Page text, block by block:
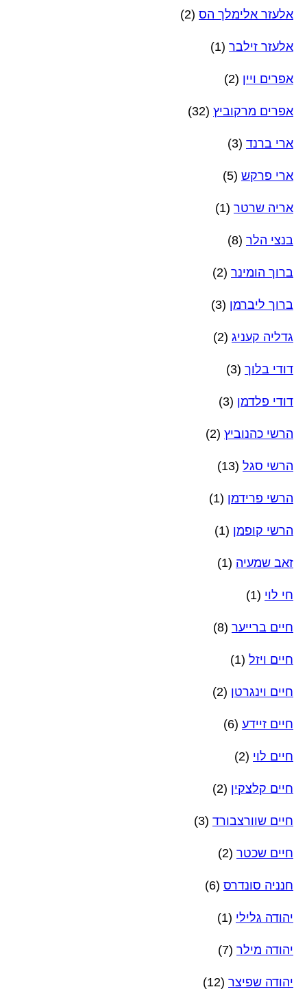
אלעזר אלימלך הס (2)
אלעזר זילבר (1)
אפרים ויין (2)
אפרים מרקוביץ (32)
ארי ברנד (3)
ארי פרקש (5)
אריה שרטר (1)
בנצי הלר (8)
ברוך הומינר (2)
ברוך ליברמן (3)
גדליה קעניג (2)
דודי בלוך (3)
דודי פלדמן (3)
הרשי כהנוביץ (2)
הרשי סגל (13)
הרשי פרידמן (1)
הרשי קופמן (1)
זאב שמעיה (1)
חי לוי (1)
חיים ברייער (8)
חיים ויזל (1)
חיים וינגרטן (2)
חיים זיידע (6)
חיים לוי (2)
חיים קלצקין (2)
חיים שוורצבורד (3)
חיים שכטר (2)
חנניה סונדרס (6)
יהודה גלילי (1)
יהודה מילר (7)
יהודה שפיצר (12)